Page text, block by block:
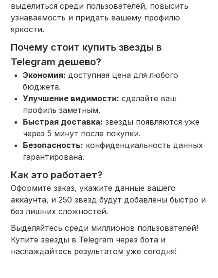
выделиться среди пользователей, повысить
узнаваемость и придать вашему профилю
яркости.
Почему стоит купить звезды в
Telegram дешево?
Экономия: доступная цена для любого
бюджета.
Улучшение видимости: сделайте ваш
профиль заметным.
Быстрая доставка: звезды появляются уже
через 5 минут после покупки.
Безопасность: конфиденциальность данных
гарантирована.
Как это работает?
Оформите заказ, укажите данные вашего
аккаунта, и 250 звезд будут добавлены быстро и
без лишних сложностей.
Выделяйтесь среди миллионов пользователей!
Купите звезды в Telegram через бота и
наслаждайтесь результатом уже сегодня!